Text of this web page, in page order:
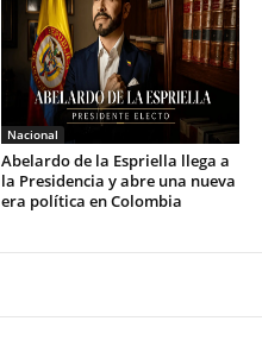
Nacional
Abelardo de la Espriella llega a
la Presidencia y abre una nueva
era política en Colombia